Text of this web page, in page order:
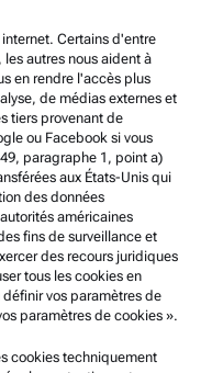
Certains d'entre
autres nous aident à
en rendre l'accès plus
de médias externes et
tiers provenant de
ou Facebook si vous
paragraphe 1, point a)
aux États-Unis qui
des données
américaines
fins de surveillance et
des recours juridiques
tous les cookies en
vos paramètres de
paramètres de cookies ».
cookies techniquement